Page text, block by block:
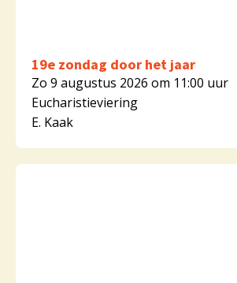
19e zondag door het jaar
Zo 9 augustus 2026 om 11:00 uur
Eucharistieviering
E. Kaak